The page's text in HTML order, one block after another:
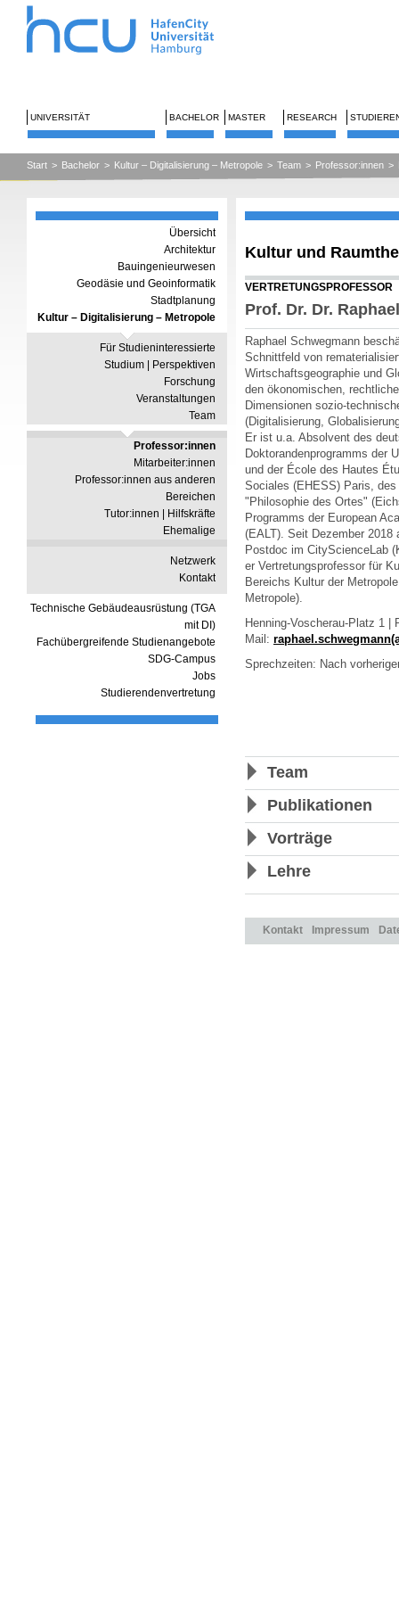
UNIVERSITÄT BACHELOR MASTER RESEARCH
Start > Bachelor > Kultur – Digitalisierung – Metropole > Team > Professor:innen >
Übersicht
Architektur
Bauingenieurwesen
Geodäsie und Geoinformatik
Stadtplanung
Kultur – Digitalisierung – Metropole
Für Studieninteressierte
Studium | Perspektiven
Forschung
Veranstaltungen
Team
Professor:innen
Mitarbeiter:innen
Professor:innen aus anderen
Bereichen
Tutor:innen | Hilfskräfte
Ehemalige
Netzwerk
Kontakt
Technische Gebäudeausrüstung (TGA
mit DI)
Fachübergreifende Studienangebote
SDG-Campus
Jobs
Studierendenvertretung
Kultur und
VERTRETUNGSPROFESSOR
Prof. Dr. Dr.
Raphael Schwegmann
Schnittfeld von
Wirtschaftsgeographie und
den ökonomischen,
Dimensionen sozio-
(Digitalisierung,
Er ist u.a. Absolvent des
Doktorandenprogramms der
und der École des Hautes
Sociales (EHESS) Paris,
"Philosophie des Ortes"
Programms der European
(EALT). Seit Dezember 2018
Postdoc im CityScienceLab
er Vertretungsprofessor für
Bereichs Kultur der
Metropole).
Henning-Voscherau-Platz 1 |
Mail:
Sprechzeiten: Nach
Team
Publikationen
Vorträge
Lehre
Kontakt Impressum